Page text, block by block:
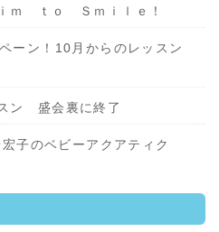
ｍ ｔｏ Ｓｍｉｌｅ！
ーン！10月からのレッスン
ン 盛会裏に終了
子のベビーアクアティク